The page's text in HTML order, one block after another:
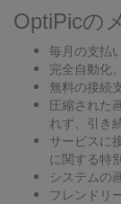
OptiPicの
毎月の支払
完全自動化。
無料の接続
圧縮された
れず、引き
サービスに
に関する特
システムの
フレンドリ